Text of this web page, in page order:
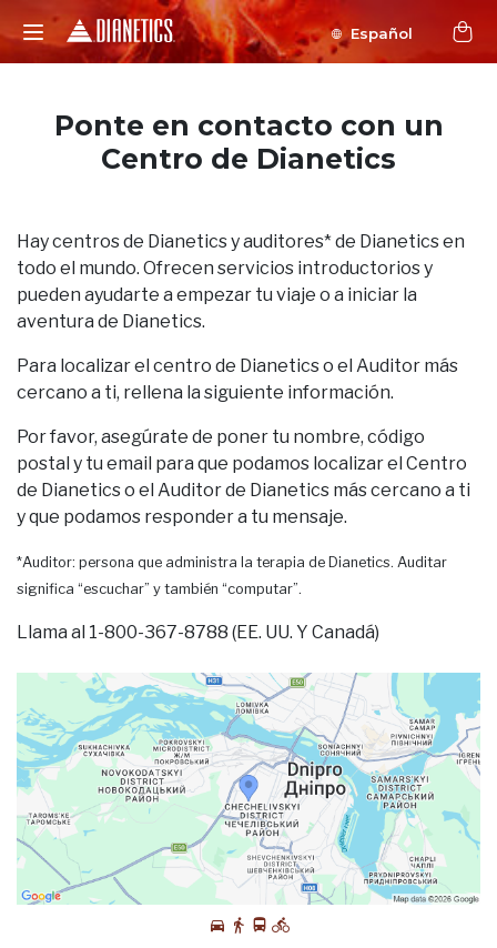
Español
Ponte en contacto con un
Centro de Dianetics
Hay centros de Dianetics y auditores* de Dianetics en
todo el mundo. Ofrecen servicios introductorios y
pueden ayudarte a empezar tu viaje o a iniciar la
aventura de Dianetics.
Para localizar el centro de Dianetics o el Auditor más
cercano a ti, rellena la siguiente información.
Por favor, asegúrate de poner tu nombre, código
postal y tu email para que podamos localizar el Centro
de Dianetics o el Auditor de Dianetics más cercano a ti
y que podamos responder a tu mensaje.
*Auditor: persona que administra la terapia de Dianetics. Auditar
significa “escuchar” y también “computar”.
Llama al 1-800-367-8788 (EE. UU. Y Canadá)